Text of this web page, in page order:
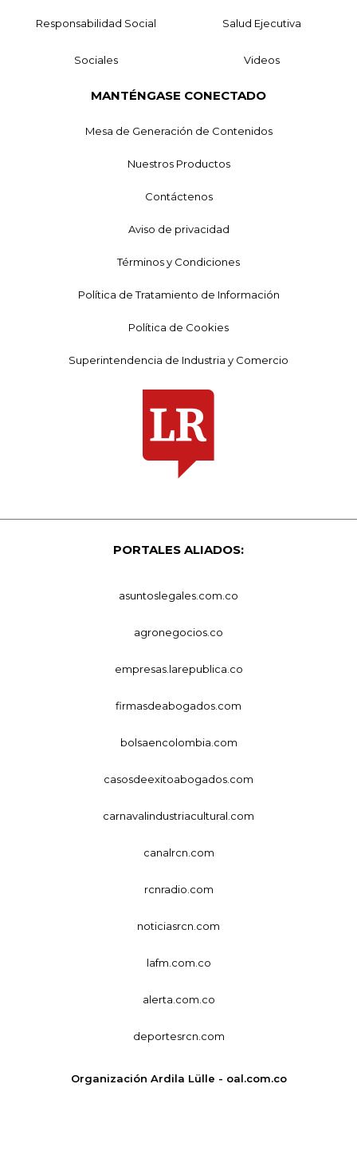
Responsabilidad Social Salud Ejecutiva
Sociales Videos
MANTÉNGASE CONECTADO
Mesa de Generación de Contenidos
Nuestros Productos
Contáctenos
Aviso de privacidad
Términos y Condiciones
Política de Tratamiento de Información
Política de Cookies
Superintendencia de Industria y Comercio
PORTALES ALIADOS:
asuntoslegales.com.co
agronegocios.co
empresas.larepublica.co
firmasdeabogados.com
bolsaencolombia.com
casosdeexitoabogados.com
carnavalindustriacultural.com
canalrcn.com
rcnradio.com
noticiasrcn.com
lafm.com.co
alerta.com.co
deportesrcn.com
Organización Ardila Lülle - oal.com.co